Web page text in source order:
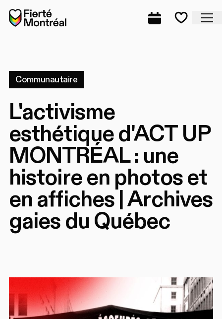
Aller à la navigation
Aller à la navigation
Aller au contenu
Accueil
Mes
Communautaire
L'activisme
esthétique d'ACT UP
MONTRÉAL : une
histoire en photos et
en affiches | Archives
gaies du Québec